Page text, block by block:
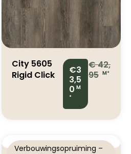
City 5605
Rigid Click
€3
3,5
0 M
²
€42,
95 M²
Verbouwingsopruiming –